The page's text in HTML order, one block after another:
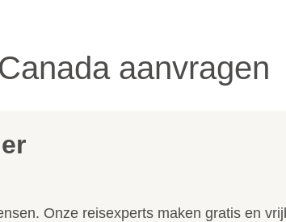
aanvragen
Onze reisexperts maken gratis en